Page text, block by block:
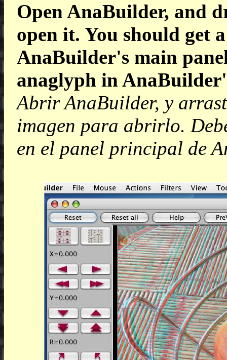
Open AnaBuilder, and
open it. You should get
AnaBuilder's main
anaglyph in
Abrir AnaBuilder, y
imagen para abrirlo.
en el panel principal de